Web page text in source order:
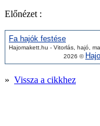
Előnézet :
Fa hajók festése
Hajomakett.hu - Vitorlás, hajó,
2026 ©
» Vissza a cikkhez